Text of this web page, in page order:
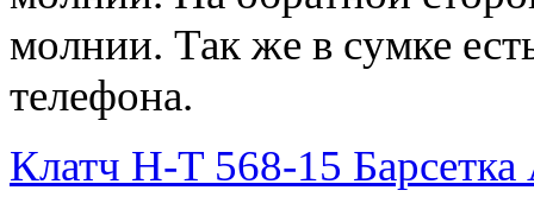
молнии. Так же в сумке
телефона.
Клатч H-T 568-15